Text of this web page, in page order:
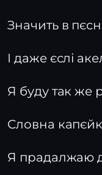
Значить в
І даже єслі
Я буду так же
Словна
Я прадалжаю